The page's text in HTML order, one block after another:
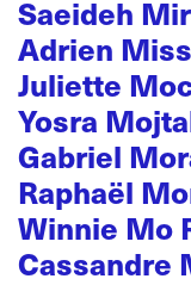
Saeideh
Adrien
Juliette
Yosra
Gabriel
Raphaël
Winnie Mo
Cassandre